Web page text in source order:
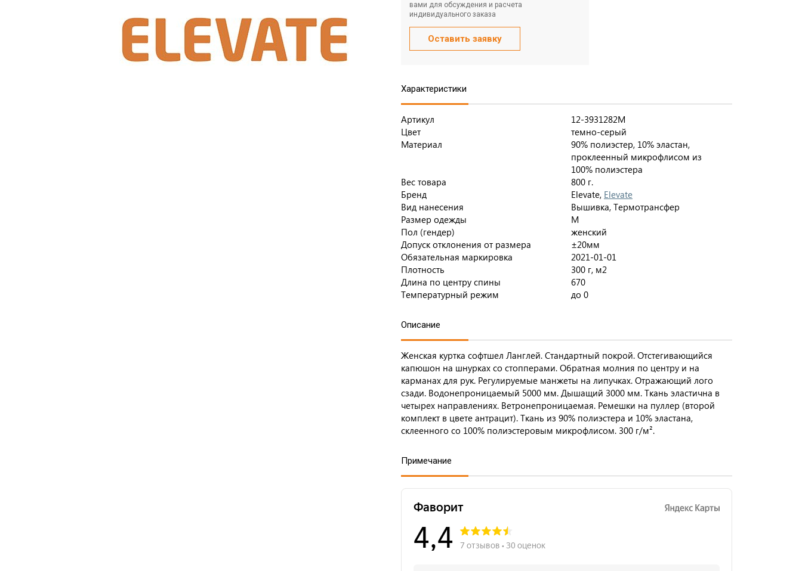
вами для обсуждения и расчета
индивидуального заказа
Оставить заявку
Характеристики
Артикул
12-3931282M
Цвет
темно-серый
Материал
90% полиэстер, 10% эластан,
проклеенный микрофлисом из
100% полиэстера
Вес товара
800 г.
Бренд
Elevate, Elevate
Вид нанесения
Вышивка, Термотрансфер
Размер одежды
M
Пол (гендер)
женский
Допуск отклонения от размера
±20мм
Обязательная маркировка
2021-01-01
Плотность
300 г, м2
Длина по центру спины
670
Температурный режим
до 0
Описание
Женская куртка софтшел Ланглей. Стандартный покрой. Отстегивающийся
капюшон на шнурках со стопперами. Обратная молния по центру и на
карманах для рук. Регулируемые манжеты на липучках. Отражающий лого
сзади. Водонепроницаемый 5000 мм. Дышащий 3000 мм. Ткань эластична в
четырех направлениях. Ветронепроницаемая. Ремешки на пуллер (второй
комплект в цвете антрацит). Ткань из 90% полиэстера и 10% эластана,
склеенного со 100% полиэстеровым микрофлисом. 300 г/м².
Примечание